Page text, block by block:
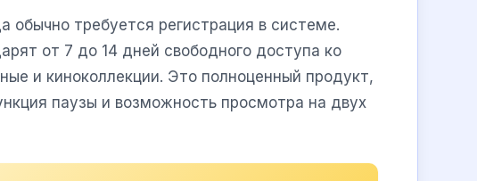
обычно требуется регистрация в системе.
от 7 до 14 дней свободного доступа ко
и киноколлекции. Это полноценный продукт,
паузы и возможность просмотра на двух